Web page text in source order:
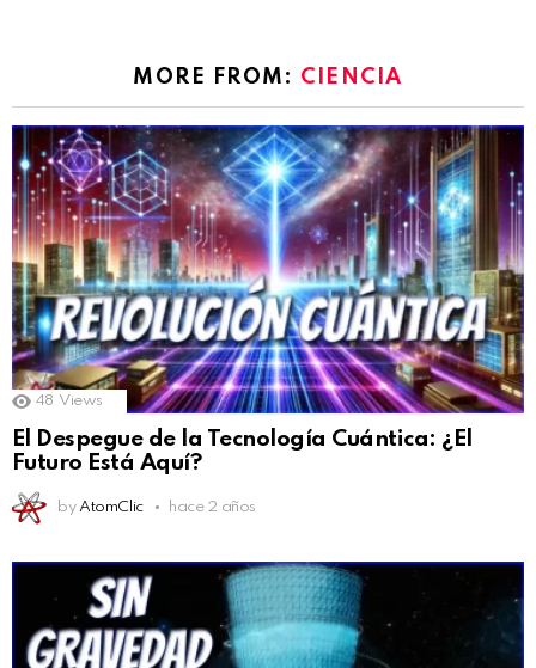
MORE FROM: CIENCIA
48 Views
El Despegue de la Tecnología Cuántica: ¿El
Futuro Está Aquí?
by AtomClic hace 2 años